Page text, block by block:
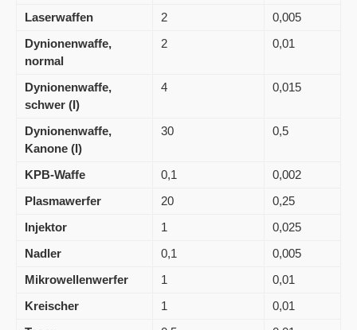
Laserwaffen 2
0,005
Dynionenwaffe,
normal
2 0,01
Dynionenwaffe,
schwer (I)
4 0,015
Dynionenwaffe,
Kanone (I)
30 0,5
KPB-Waffe 0,1
0,002
Plasmawerfer
20
0,25
Injektor
1
0,025
Nadler
0,1
0,005
Mikrowellenwerfer
1
0,01
Kreischer
1
0,01